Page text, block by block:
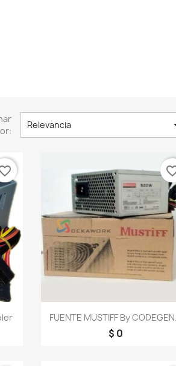
Relevancia
 Vista rápida
FUENTE MUSTIFF By
$ 0